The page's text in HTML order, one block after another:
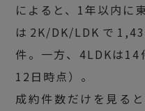
によると、1年以内に
は2K/DK/LDKで
件。一方、4LDKは
12日時点）。
成約件数だけを見る